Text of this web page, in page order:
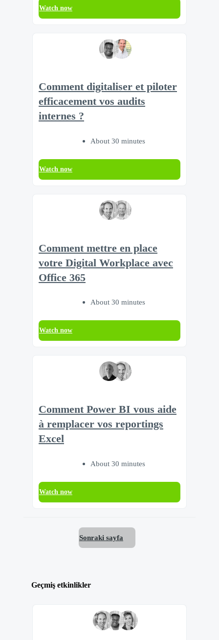
Watch now
Comment digitaliser et piloter
efficacement vos audits
internes ?
About 30 minutes
Watch now
Comment mettre en place
votre Digital Workplace avec
Office 365
About 30 minutes
Watch now
Comment Power BI vous aide
à remplacer vos reportings
Excel
About 30 minutes
Watch now
Sonraki sayfa
Geçmiş etkinlikler